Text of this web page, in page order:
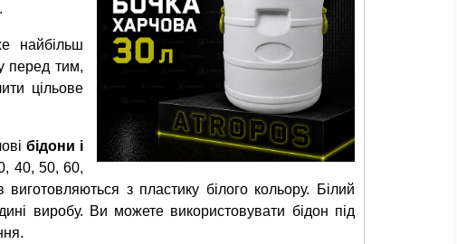
найбільш
перед тим,
цільове
бідони і
40, 50, 60,
з пластику білого кольору. Білий
виробу. Ви можете використовувати бідон під